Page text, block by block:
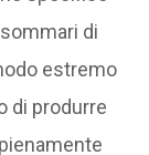
di
estremo
di produrre